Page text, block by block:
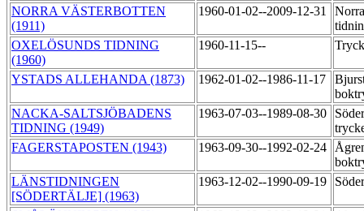
NORRA VÄSTERBOTTEN
(1911)
1960-01-02--2009-12-31
OXELÖSUNDS TIDNING
(1960)
1960-11-15--
YSTADS ALLEHANDA (1873) 1962-01-02--1986-11-17
NACKA-SALTSJÖBADENS
TIDNING (1949)
1963-07-03--1989-08-30
FAGERSTAPOSTEN (1943)
1963-09-30--1992-02-24
LÄNSTIDNINGEN
[SÖDERTÄLJE] (1963)
1963-12-02--1990-09-19